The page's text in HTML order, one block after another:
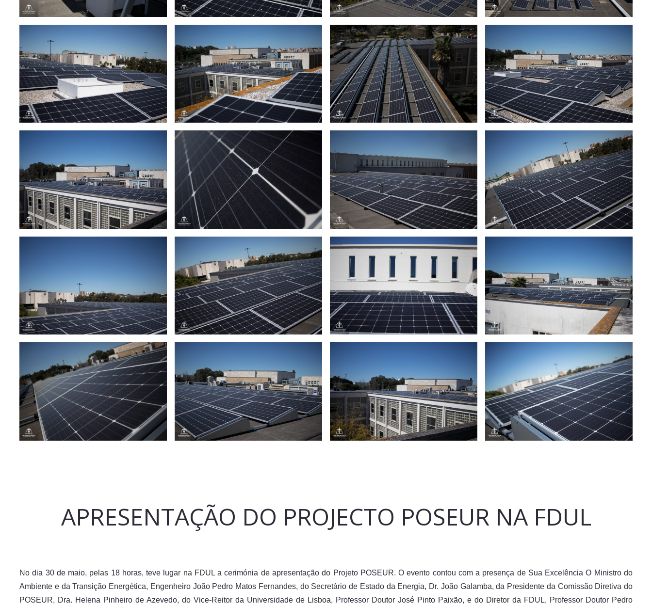
APRESENTAÇÃO DO PROJECTO POSEUR NA FDUL
No dia 30 de maio, pelas 18 horas, teve lugar na FDUL a cerimónia de apresentação do Projeto POSEUR. O evento contou com a presença de Sua Excelência O Ministro do
Ambiente e da Transição Energética, Engenheiro João Pedro Matos Fernandes, do Secretário de Estado da Energia, Dr. João Galamba, da Presidente da Comissão Diretiva do
POSEUR, Dra. Helena Pinheiro de Azevedo, do Vice-Reitor da Universidade de Lisboa, Professor Doutor José Pinto Paixão, e do Diretor da FDUL, Professor Doutor Pedro